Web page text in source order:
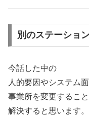
別のステーショ
今話した中の
人的要因やシステム
事業所を変更するこ
解決すると思います。